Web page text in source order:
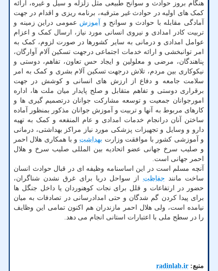
هنگام بروز حوادث و سوانح طبیعی مثل زلزله و سیل و غیره، ارائه
کمک های اولیه در حوادث غیر مترقبه، برنامه ریزی و اقدام در جهت
آمادگی مقابله با حوادث و سوانح و
آموزش عمومی دراین زمینه و
تربیت کادر امدادی و نیروی انسانی مورد نیاز، ارسال کمک و اعزام
عوامل امدادی و درمانی به سایر کشورها در صورت لزوم، کمک به
امر توانبخشی و ارائه خدمات اجتماعی درجهت تسکین آلام آوارگان،
پناهندگان، مرضی و معلولین و ایجاد حس تعاون، تفاهم، دوستی و
نیکوکاری بین مردم، تلاش درجهت تسکین آلام بشری و کمک به امر
سلامت جامعه و دفاع از ارزش های انسانی و کوشش در جهت
برقراری دوستی و تفاهم متقابل و صلح پایدار میان ملت ها، اداره
امورجوانان جمعیت و توسعه مشارکت جوانان درتصمیم گیری ها و
کارهای مربوط به آنها و تربیت و آموزش جوانان مذکور بمنظور آماده
ساختن آنان درانجام خدمات امدادی و عام المنفعه و کمک به تهیه
دارو و وسایل و تجهیزات پزشکی مورد نیاز مراکز بهداشتی، درمانی
و آموزشی کشور با موافقت وزارت بهداشت و با همکاری هلال احمر
و صلیب سرخ جهانی عضو اتحادیه بین المللی صلیب سرخ و هلال
احمر جهانی است.
آنچه مسلم است در این اساسنامه وظیفه ای در قبال حوادث انسان
ساخت مانند حفاظت از سواحل دریا برای غرق نشدن شناگران،
حضور در ارتفاعات و قلل برای نجات کوهنوردان یا داخل جنگل ها
برای پیدا کردن گم شدگان و حتی امدادرسانی در تصادفات به میان
نیامده است، ولی هلال احمر مازندران هم اکنون تمامی این وظایف
را در سطح ملی با اعتبارات استانی انجام می دهد.
منبع: radinlab.ir